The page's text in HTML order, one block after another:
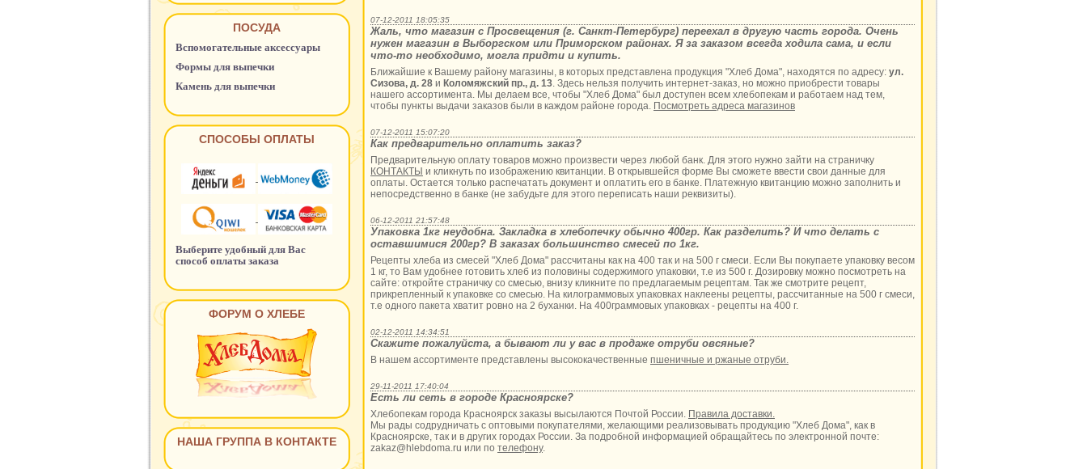
ПОСУДА
Вспомогательные аксессуары
Формы для выпечки
Камень для выпечки
СПОСОБЫ ОПЛАТЫ
Выберите удобный для Вас
способ оплаты заказа
ФОРУМ О ХЛЕБЕ
НАША ГРУППА В КОНТАКТЕ
07-12-2011 18:05:35
Жаль, что магазин с Просвещения (г. Санкт-Петербург) переехал в другую часть города. Очень
нужен магазин в Выборгском или Приморском районах. Я за заказом всегда ходила сама, и если
что-то необходимо, могла придти и купить.
Ближайшие к Вашему району магазины, в которых представлена продукция "Хлеб Дома", находятся по адресу: ул.
Сизова, д. 28 и Коломяжский пр., д. 13. Здесь нельзя получить интернет-заказ, но можно приобрести товары
нашего ассортимента. Мы делаем все, чтобы "Хлеб Дома" был доступен всем хлебопекам и работаем над тем,
чтобы пункты выдачи заказов были в каждом районе города. Посмотреть адреса магазинов
07-12-2011 15:07:20
Как предварительно оплатить заказ?
Предварительную оплату товаров можно произвести через любой банк. Для этого нужно зайти на страничку
КОНТАКТЫ и кликнуть по изображению квитанции. В открывшейся форме Вы сможете ввести свои данные для
оплаты. Остается только распечатать документ и оплатить его в банке. Платежную квитанцию можно заполнить и
непосредственно в банке (не забудьте для этого переписать наши реквизиты).
06-12-2011 21:57:48
Упаковка 1кг неудобна. Закладка в хлебопечку обычно 400гр. Как разделить? И что делать с
оставшимися 200гр? В заказах большинство смесей по 1кг.
Рецепты хлеба из смесей "Хлеб Дома" рассчитаны как на 400 так и на 500 г смеси. Если Вы покупаете упаковку весом
1 кг, то Вам удобнее готовить хлеб из половины содержимого упаковки, т.е из 500 г. Дозировку можно посмотреть на
сайте: откройте страничку со смесью, внизу кликните по предлагаемым рецептам. Так же смотрите рецепт,
прикрепленный к упаковке со смесью. На килограммовых упаковках наклеены рецепты, рассчитанные на 500 г смеси,
т.е одного пакета хватит ровно на 2 буханки. На 400граммовых упаковках - рецепты на 400 г.
02-12-2011 14:34:51
Скажите пожалуйста, а бывают ли у вас в продаже отруби овсяные?
В нашем ассортименте представлены высококачественные пшеничные и ржаные отруби.
29-11-2011 17:40:04
Есть ли сеть в городе Красноярске?
Хлебопекам города Красноярск заказы высылаются Почтой России. Правила доставки.
Мы рады содрудничать с оптовыми покупателями, желающими реализовывать продукцию "Хлеб Дома", как в
Красноярске, так и в других городах России. За подробной информацией обращайтесь по электронной почте:
zakaz@hlebdoma.ru или по телефону.